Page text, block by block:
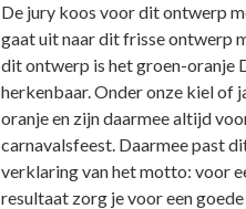
De jury koos voor dit ontwerp
gaat uit naar dit frisse ontwerp
dit ontwerp is het groen-oranje
herkenbaar. Onder onze kiel of
oranje en zijn daarmee altijd
carnavalsfeest. Daarmee past
verklaring van het motto: voor
resultaat zorg je voor een